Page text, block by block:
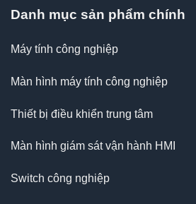
Danh mục sản phẩm chính
Máy tính công nghiệp
Màn hình máy tính công nghiệp
Thiết bị điều khiển trung tâm
Màn hình giám sát vận hành HMI
Switch công nghiệp